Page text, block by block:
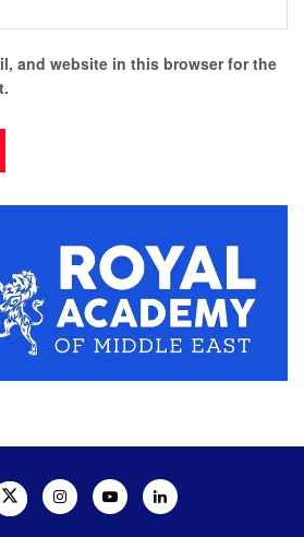
and website in this browser for the